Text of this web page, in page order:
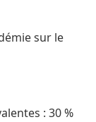
sur le
: 30 %